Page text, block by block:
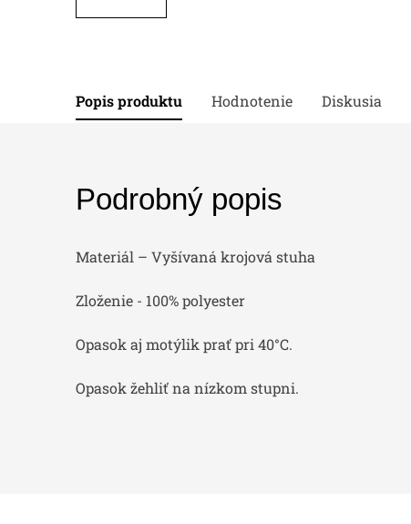
Popis produktu Hodnotenie Diskusia
Podrobný popis
Materiál – Vyšívaná krojová stuha
Zloženie - 100% polyester
Opasok aj motýlik prať pri 40°C.
Opasok žehliť na nízkom stupni.